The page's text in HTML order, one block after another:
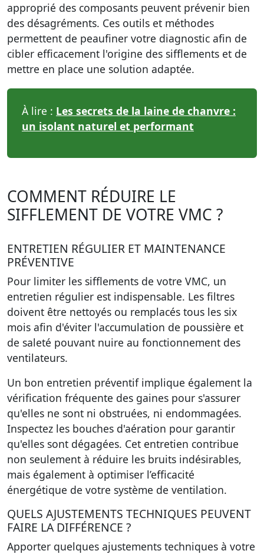
approprié des composants peuvent prévenir bien
des désagréments. Ces outils et méthodes
permettent de peaufiner votre diagnostic afin de
cibler efficacement l'origine des sifflements et de
mettre en place une solution adaptée.
À lire : Les secrets de la laine de chanvre :
un isolant naturel et performant
COMMENT RÉDUIRE LE
SIFFLEMENT DE VOTRE VMC ?
ENTRETIEN RÉGULIER ET MAINTENANCE
PRÉVENTIVE
Pour limiter les sifflements de votre VMC, un
entretien régulier est indispensable. Les filtres
doivent être nettoyés ou remplacés tous les six
mois afin d'éviter l'accumulation de poussière et
de saleté pouvant nuire au fonctionnement des
ventilateurs.
Un bon entretien préventif implique également la
vérification fréquente des gaines pour s'assurer
qu'elles ne sont ni obstruées, ni endommagées.
Inspectez les bouches d'aération pour garantir
qu'elles sont dégagées. Cet entretien contribue
non seulement à réduire les bruits indésirables,
mais également à optimiser l’efficacité
énergétique de votre système de ventilation.
QUELS AJUSTEMENTS TECHNIQUES PEUVENT
FAIRE LA DIFFÉRENCE ?
Apporter quelques ajustements techniques à votre